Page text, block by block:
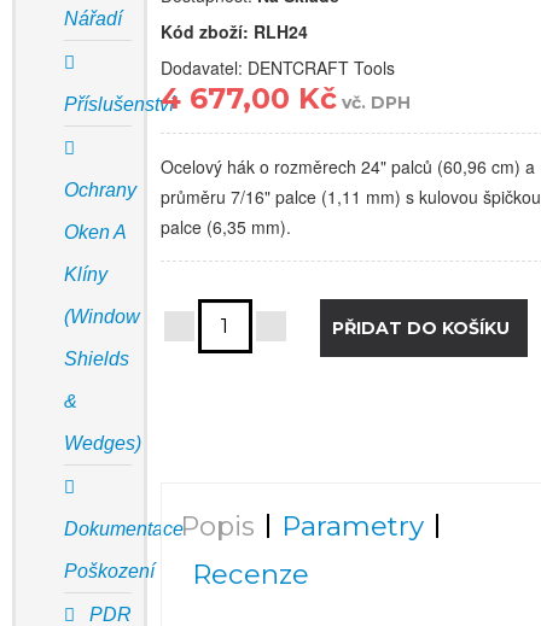
Nářadí
Příslušenství
Ochrany
Oken A
Klíny
(Window
Shields
&
Wedges)
Dokumentace
Poškození
PDR
Kód zboží: RLH24
Dodavatel: DENTCRAFT Tools
4 677,00 Kč vč. DPH
Ocelový hák o rozměrech 24" palců (60,96 cm) a
průměru 7/16" palce (1,11 mm) s kulovou
palce (6,35 mm).
Popis
Parametry
Recenze